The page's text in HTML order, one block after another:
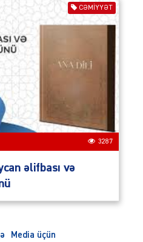
CƏMIYYƏT
3287
əlifbası və
Media üçün